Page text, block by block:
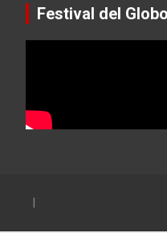
Festival del Globo